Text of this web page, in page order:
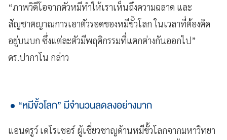
“ภาพวิดีโอจากตัวหมีทำให้เราเห็นถึงความฉลาด และ
สัญชาตญาณการเอาตัวรอดของหมีขั้วโลก ในเวลาที่ต้องติด
อยู่บนบก ซึ่งแต่ละตัวมีพฤติกรรมที่แตกต่างกันออกไป”
ดร.ปากาโน กล่าว
“หมีขั้วโลก” มีจำนวนลดลงอย่างมาก
แอนดรูว์ เดโรเชอร์ ผู้เชี่ยวชาญด้านหมีขั้วโลกจากมหาวิทยา